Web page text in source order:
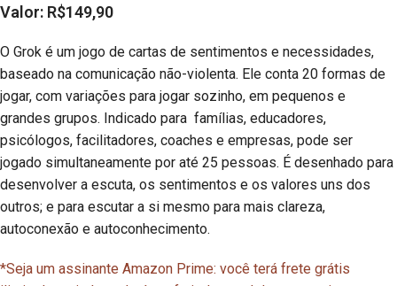
Valor: R$149,90
O Grok é um jogo de cartas de sentimentos e necessidades,
baseado na comunicação não-violenta. Ele conta 20 formas de
jogar, com variações para jogar sozinho, em pequenos e
grandes grupos. Indicado para famílias, educadores,
psicólogos, facilitadores, coaches e empresas, pode ser
jogado simultaneamente por até 25 pessoas. É desenhado para
desenvolver a escuta, os sentimentos e os valores uns dos
outros; e para escutar a si mesmo para mais clareza,
autoconexão e autoconhecimento.
*Seja um assinante Amazon Prime: você terá frete grátis